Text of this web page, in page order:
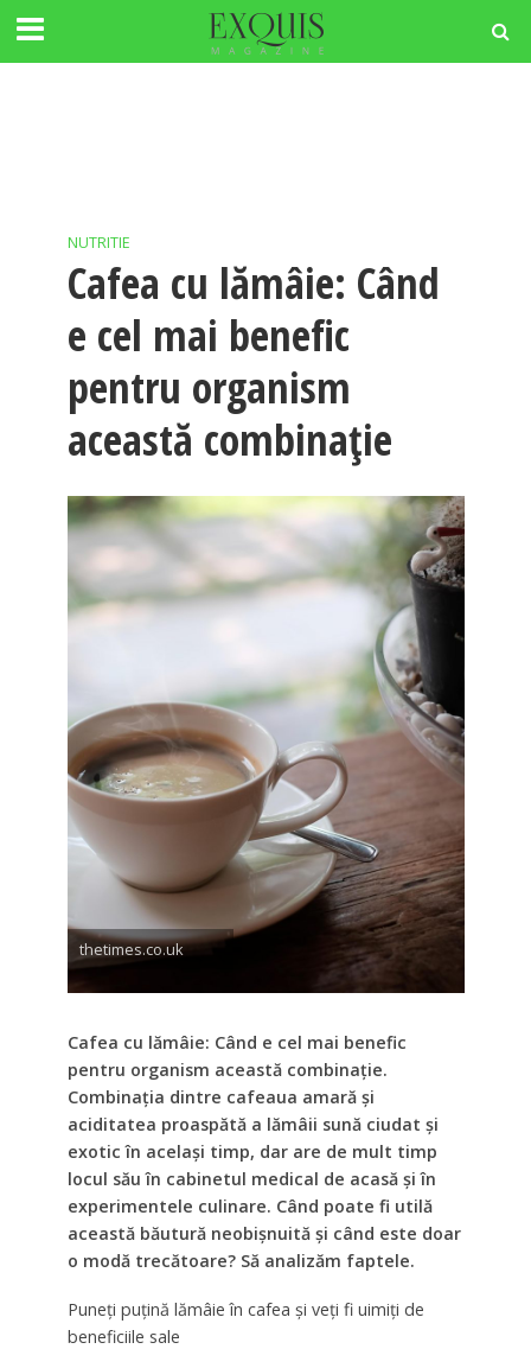
NUTRITIE
Cafea cu lămâie: Când
e cel mai benefic
pentru organism
această combinație
thetimes.co.uk
Cafea cu lămâie: Când e cel mai benefic
pentru organism această combinație.
Combinația dintre cafeaua amară și
aciditatea proaspătă a lămâii sună ciudat și
exotic în același timp, dar are de mult timp
locul său în cabinetul medical de acasă și în
experimentele culinare. Când poate fi utilă
această băutură neobișnuită și când este doar
o modă trecătoare? Să analizăm faptele.
Puneți puțină lămâie în cafea și veți fi uimiți de
beneficiile sale